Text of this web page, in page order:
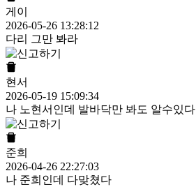
게이
2026-05-26 13:28:12
다리 그만 봐라
현서
2026-05-19 15:09:34
나 노현서인데 발바닥만 봐도 알수있다
준희
2026-04-26 22:27:03
나 준희인데 다맞쳤다